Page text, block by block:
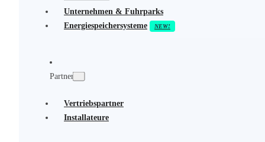
Unternehmen & Fuhrparks
Energiespeichersysteme
Partner
Vertriebspartner
Installateure